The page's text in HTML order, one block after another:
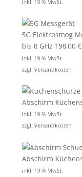
inkl. 19 % MwSt.
5G Elektrosmog
bis 8 GHz 198,00 €
inkl. 19 % MwSt.
zzgl. Versandkosten
Abschirm
inkl. 19 % MwSt.
zzgl. Versandkosten
Abschirm
inkl. 19 % MwSt.